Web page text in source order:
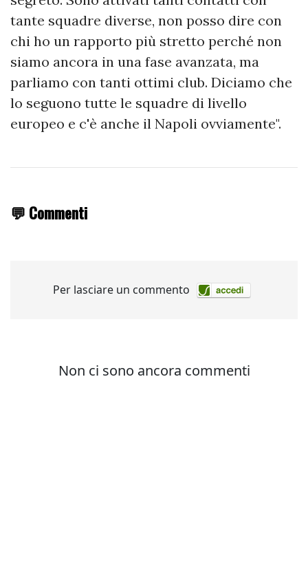
tante squadre diverse, non posso dire con
chi ho un rapporto più stretto perché non
siamo ancora in una fase avanzata, ma
parliamo con tanti ottimi club. Diciamo che
lo seguono tutte le squadre di livello
europeo e c'è anche il Napoli ovviamente".
💬 Commenti